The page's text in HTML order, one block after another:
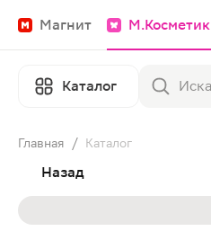
Магнит М.Косметик
Каталог
Главная / Каталог
Назад